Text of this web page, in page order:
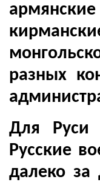
разных
Для Руси
Русские
далеко